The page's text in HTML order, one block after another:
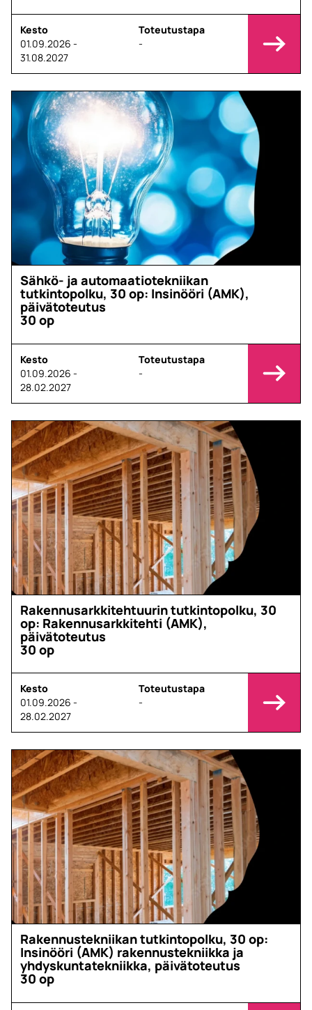
Kesto
01.09.2026 -
31.08.2027
Toteutustapa
-
Sähkö- ja automaatiotekniikan
tutkintopolku, 30 op: Insinööri (AMK),
päivätoteutus
30 op
Kesto
01.09.2026 -
28.02.2027
Toteutustapa
-
Rakennusarkkitehtuurin tutkintopolku, 30
op: Rakennusarkkitehti (AMK),
päivätoteutus
30 op
Kesto
01.09.2026 -
28.02.2027
Toteutustapa
-
Rakennustekniikan tutkintopolku, 30 op:
Insinööri (AMK) rakennustekniikka ja
yhdyskuntatekniikka, päivätoteutus
30 op